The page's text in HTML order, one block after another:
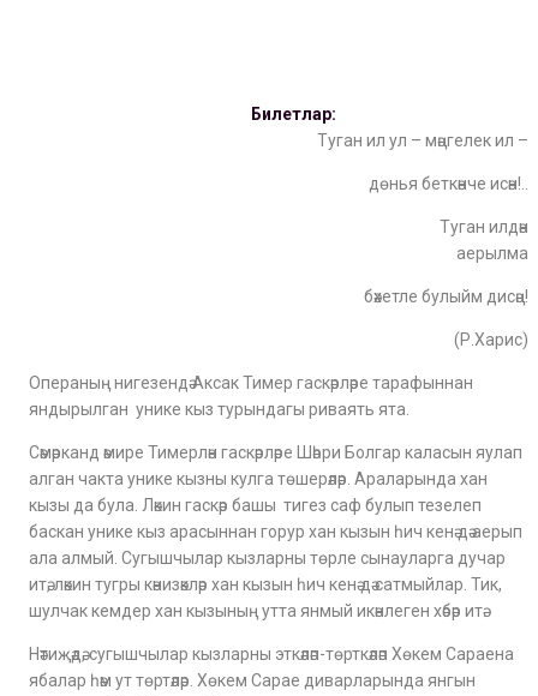
Туган ил ул – мәңгелек ил –
дөнья беткәнче исән!..
Туган илдән
аерылма
бәхетле булыйм дисәң!
(Р.Харис)
Операның нигезендә Аксак Тимер гаскәрләре тарафыннан
яндырылган унике кыз турындагы риваять ята.
Сәмәрканд әмире Тимерлән гаскәрләре Шәһри Болгар каласын яулап
алган чакта унике кызны кулга төшерәләр. Араларында хан
кызы да була. Ләкин гаскәр башы тигез саф булып тезелеп
баскан унике кыз арасыннан горур хан кызын һич кенә дә аерып
ала алмый. Сугышчылар кызларны төрле сынауларга дучар
итә, ләкин тугры кәнизәкләр хан кызын һич кенә дә сатмыйлар. Тик,
шулчак кемдер хан кызының утта янмый икәнлеген хәбәр итә.
Нәтиҗәдә, сугышчылар кызларны эткәләп-төрткәләп Хөкем Сараена
ябалар һәм ут төртәләр. Хөкем Сарае диварларында янгын
Билетлар: